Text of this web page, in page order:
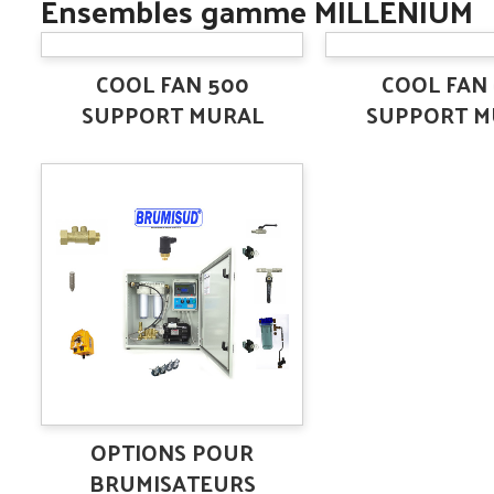
COOL FAN 500
SUPPORT MURAL
COOL
SUPPORT
OPTIONS POUR
BRUMISATEURS